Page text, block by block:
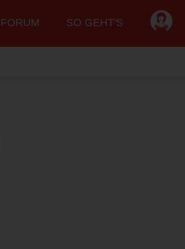
FORUM SO GEHT'S